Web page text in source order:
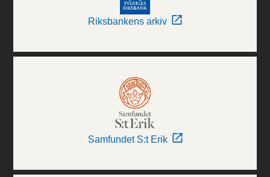
Riksbankens arkiv
Samfundet S:t Erik